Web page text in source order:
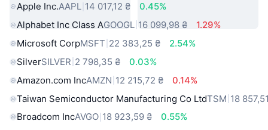
Apple Inc.AAPL 14 017,12 ₴
0.45%
Alphabet Inc Class AGOOGL 16 099,98 ₴
1.29%
Microsoft CorpMSFT 22 383,25 ₴
2.54%
SilverSILVER 2 798,35 ₴
0.03%
Amazon.com IncAMZN 12 215,72 ₴
0.14%
Taiwan Semiconductor Manufacturing Co LtdTSM 18
Broadcom IncAVGO 18 923,59 ₴
0.55%